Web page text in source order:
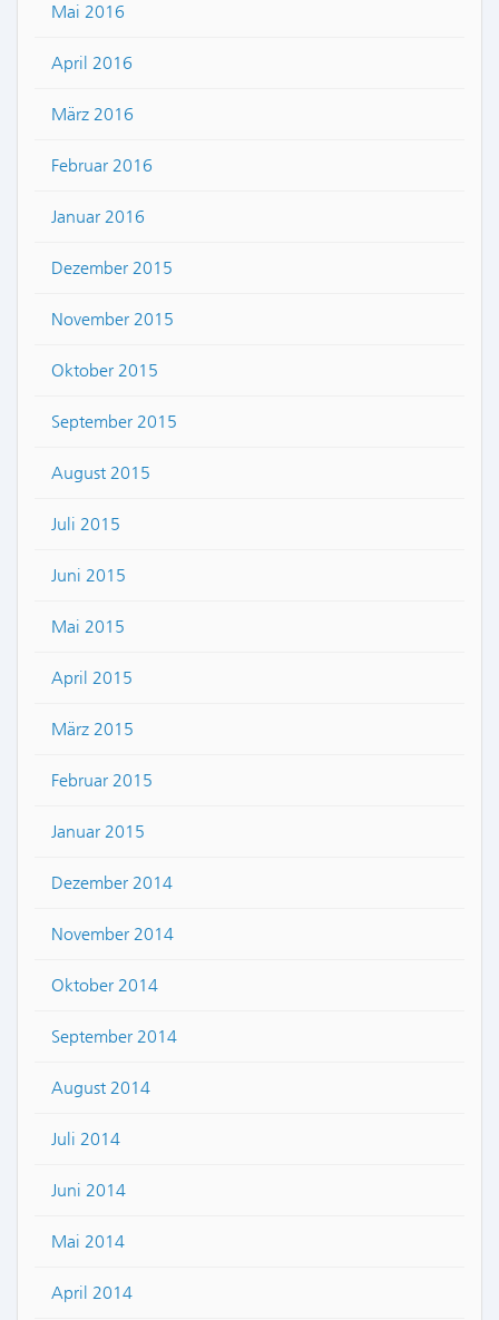
Mai 2016
April 2016
März 2016
Februar 2016
Januar 2016
Dezember 2015
November 2015
Oktober 2015
September 2015
August 2015
Juli 2015
Juni 2015
Mai 2015
April 2015
März 2015
Februar 2015
Januar 2015
Dezember 2014
November 2014
Oktober 2014
September 2014
August 2014
Juli 2014
Juni 2014
Mai 2014
April 2014